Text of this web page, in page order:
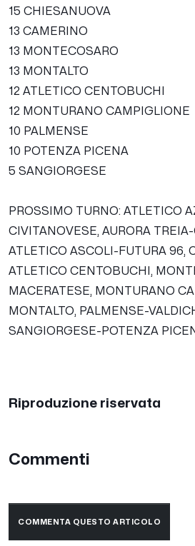
15 CHIESANUOVA
13 CAMERINO
13 MONTECOSARO
13 MONTALTO
12 ATLETICO CENTOBUCHI
12 MONTURANO CAMPIGLIONE
10 PALMENSE
10 POTENZA PICENA
5 SANGIORGESE
PROSSIMO TURNO: ATLETICO
CIVITANOVESE, AURORA
ATLETICO ASCOLI-FUTURA 96,
ATLETICO CENTOBUCHI,
MACERATESE, MONTURANO
MONTALTO, PALMENSE-
SANGIORGESE-POTENZA
Riproduzione riservata
Commenti
COMMENTA QUESTO ARTICOLO